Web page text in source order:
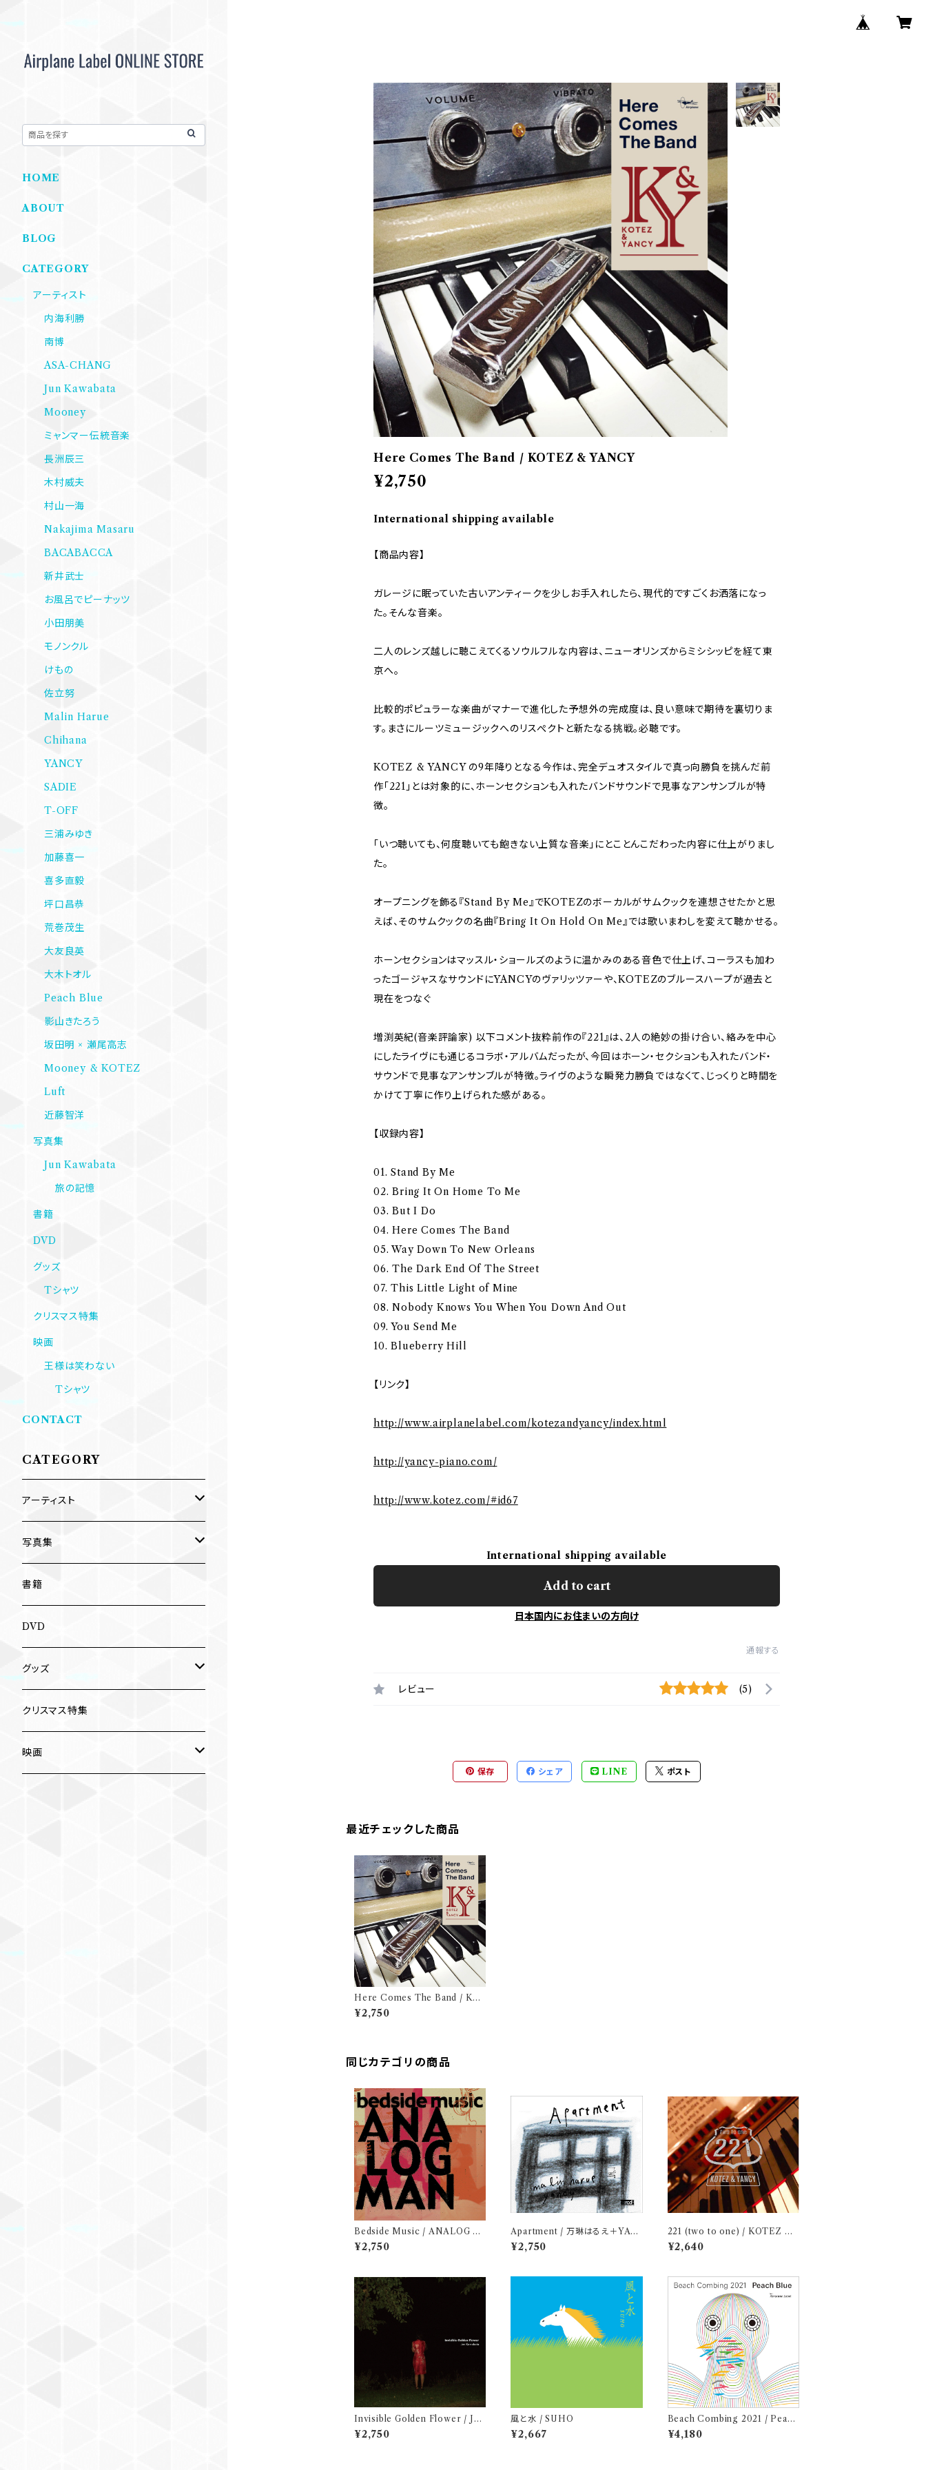
Here Comes The Band / KOTEZ & YANCY
¥2,750
International shipping available
【商品内容】
ガレージに眠っていた古いアンティークを少しお手入れしたら、現代的ですごくお洒落になっ
た。そんな音楽。
二人のレンズ越しに聴こえてくるソウルフルな内容は、ニューオリンズからミシシッピを経て東
京へ。
比較的ポピュラーな楽曲がマナーで進化した予想外の完成度は、良い意味で期待を裏切りま
す。まさにルーツミュージックへのリスぺクトと新たなる挑戦。必聴です。
KOTEZ & YANCY の9年降りとなる今作は、完全デュオスタイルで真っ向勝負を挑んだ前
作「221」とは対象的に、ホーンセクションも入れたバンドサウンドで見事なアンサンブルが特
徴。
「いつ聴いても、何度聴いても飽きない上質な音楽」にとことんこだわった内容に仕上がりまし
た。
オープニングを飾る『Stand By Me』でKOTEZのボーカルがサムクックを連想させたかと思
えば、そのサムクックの名曲『Bring It On Hold On Me』では歌いまわしを変えて聴かせる。
ホーンセクションはマッスル・ショールズのように温かみのある音色で仕上げ、コーラスも加わ
ったゴージャスなサウンドにYANCYのヴァリッツァーや、KOTEZのブルースハープが過去と
現在をつなぐ
増渕英紀(音楽評論家) 以下コメント抜粋前作の『221』は、2人の絶妙の掛け合い、絡みを中心
にしたライヴにも通じるコラボ・アルバムだったが、今回はホーン・セクションも入れたバンド・
サウンドで見事なアンサンブルが特徴。ライヴのような瞬発力勝負ではなくて、じっくりと時間を
かけて丁寧に作り上げられた感がある。
【収録内容】
01. Stand By Me
02. Bring It On Home To Me
03. But I Do
04. Here Comes The Band
05. Way Down To New Orleans
06. The Dark End Of The Street
07. This Little Light of Mine
08. Nobody Knows You When You Down And Out
09. You Send Me
10. Blueberry Hill
【リンク】
http://www.airplanelabel.com/kotezandyancy/index.html
http://yancy-piano.com/
http://www.kotez.com/#id67
International shipping available
Add to cart
日本国内にお住まいの方向け
通報する
レビュー (5)
保存 シェア LINE ポスト
最近チェックした商品
Here Comes The Band / KO
TEZ & YANCY
¥2,750
同じカテゴリの商品
Bedside Music / ANALOG M
AN
¥2,750
Apartment / 万琳はるえ＋YAN
CY
¥2,750
221 (two to one) / KOTEZ &
YANCY
¥2,640
Invisible Golden Flower / Jun
Kawabata
¥2,750
風と水 / SUHO
¥2,667
Beach Combing 2021 / Peach
Blue (LPレコード＋CD)
¥4,180
HOME
ABOUT
BLOG
CATEGORY
アーティスト
内海利勝
南博
ASA-CHANG
Jun Kawabata
Mooney
ミャンマー伝統音楽
長洲辰三
木村威夫
村山一海
Nakajima Masaru
BACABACCA
新井武士
お風呂でピーナッツ
小田朋美
モノンクル
けもの
佐立努
Malin Harue
Chihana
YANCY
SADIE
T-OFF
三浦みゆき
加藤喜一
喜多直毅
坪口昌恭
荒巻茂生
大友良英
大木トオル
Peach Blue
影山きたろう
坂田明 × 瀬尾高志
Mooney & KOTEZ
Luft
近藤智洋
写真集
Jun Kawabata
旅の記憶
書籍
DVD
グッズ
Tシャツ
クリスマス特集
映画
王様は笑わない
Tシャツ
CONTACT
CATEGORY
アーティスト
内海利勝
南博
ASA-CHANG
Jun Kawabata
Mooney
ミャンマー伝統音楽
写真集
Jun Kawabata
旅の記憶
書籍
DVD
グッズ
Tシャツ
クリスマス特集
映画